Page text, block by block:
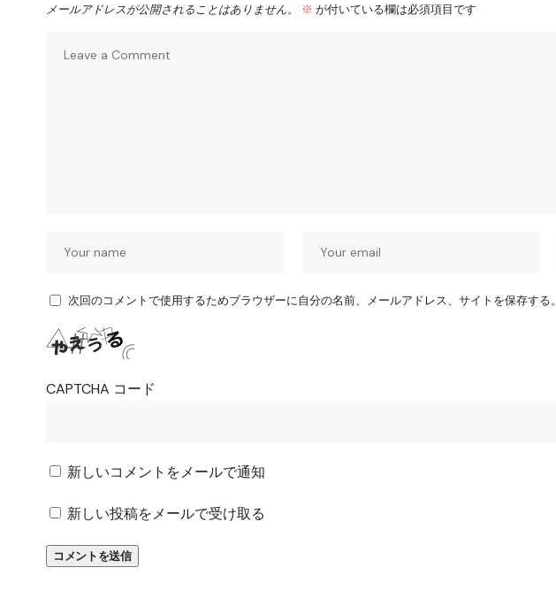
メールアドレスが公開されることはありません。 ※ が付いている欄は必須項目です
次回のコメントで使用するためブラウザーに自分の名前、メールアドレス、サイトを保存する。
CAPTCHA コード
新しいコメントをメールで通知
新しい投稿をメールで受け取る